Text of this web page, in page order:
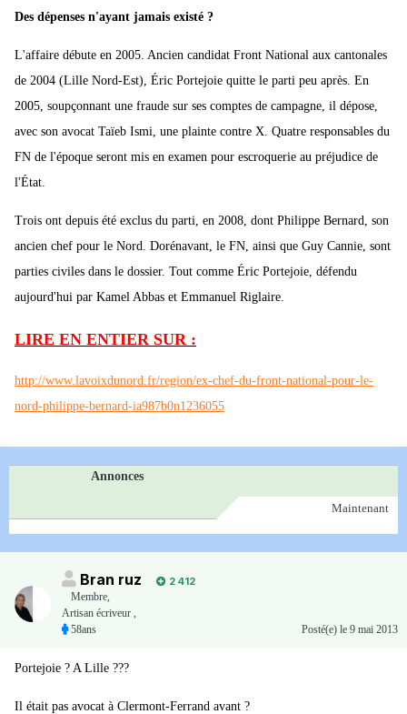
Des dépenses n'ayant jamais existé ?
L'affaire débute en 2005. Ancien candidat Front National aux cantonales
de 2004 (Lille Nord-Est), Éric Portejoie quitte le parti peu après. En
2005, soupçonnant une fraude sur ses comptes de campagne, il dépose,
avec son avocat Taïeb Ismi, une plainte contre X. Quatre responsables du
FN de l'époque seront mis en examen pour escroquerie au préjudice de
l'État.
Trois ont depuis été exclus du parti, en 2008, dont Philippe Bernard, son
ancien chef pour le Nord. Dorénavant, le FN, ainsi que Guy Cannie, sont
parties civiles dans le dossier. Tout comme Éric Portejoie, défendu
aujourd'hui par Kamel Abbas et Emmanuel Riglaire.
LIRE EN ENTIER SUR :
http://www.lavoixdunord.fr/region/ex-chef-du-front-national-pour-le-
nord-philippe-bernard-ia987b0n1236055
Annonces
Maintenant
Bran ruz
2 412
Membre,
Artisan écriveur ,
58ans
Posté(e) le 9 mai 2013
Portejoie ? A Lille ???
Il était pas avocat à Clermont-Ferrand avant ?